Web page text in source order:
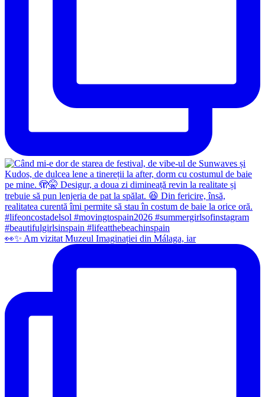
👀✨️ Am vizitat Muzeul Imaginației din Málaga, iar